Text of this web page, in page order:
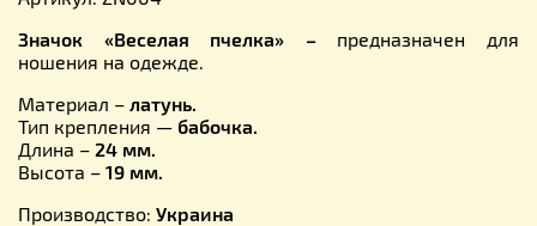
Значок «Веселая пчелка» – предназначен для
ношения на одежде.
Материал – латунь.
Тип крепления — бабочка.
Длина – 24 мм.
Высота – 19 мм.
Производство: Украина